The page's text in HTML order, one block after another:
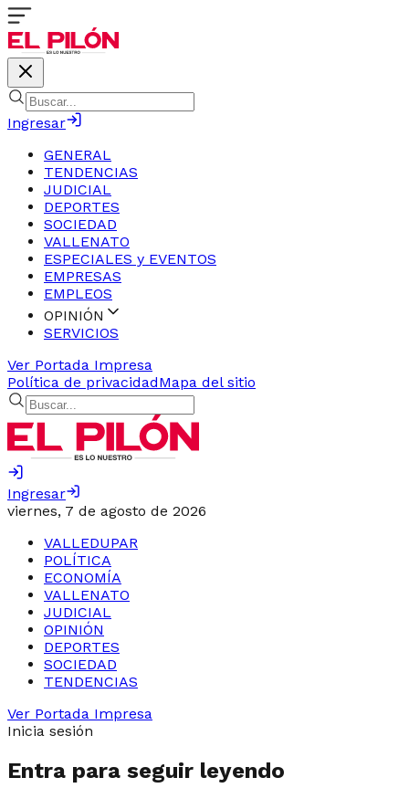
Ingresar
GENERAL
TENDENCIAS
JUDICIAL
DEPORTES
SOCIEDAD
VALLENATO
ESPECIALES y EVENTOS
EMPRESAS
EMPLEOS
OPINIÓN
SERVICIOS
Ver Portada Impresa
Política de privacidadMapa del sitio
Ingresar
viernes, 7 de agosto de 2026
VALLEDUPAR
POLÍTICA
ECONOMÍA
VALLENATO
JUDICIAL
OPINIÓN
DEPORTES
SOCIEDAD
TENDENCIAS
Ver Portada Impresa
Inicia sesión
Entra para seguir leyendo